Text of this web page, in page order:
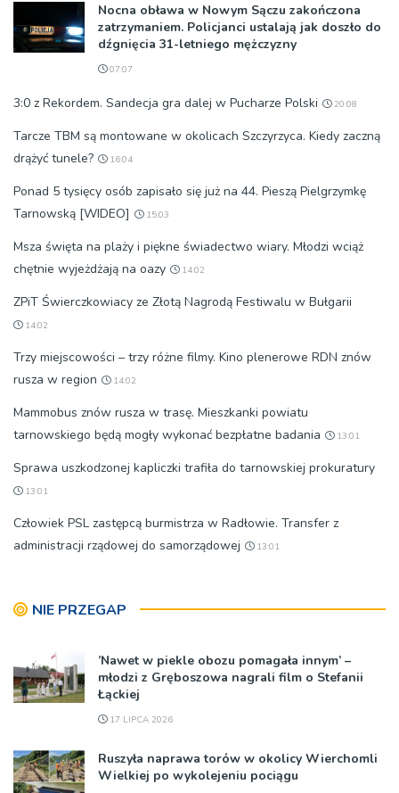
Nocna obława w Nowym Sączu zakończona
zatrzymaniem. Policjanci ustalają jak doszło do
dźgnięcia 31-letniego mężczyzny
07:07
3:0 z Rekordem. Sandecja gra dalej w Pucharze Polski 20:08
Tarcze TBM są montowane w okolicach Szczyrzyca. Kiedy zaczną
drążyć tunele?
16:04
Ponad 5 tysięcy osób zapisało się już na 44. Pieszą Pielgrzymkę
Tarnowską [WIDEO]
15:03
Msza święta na plaży i piękne świadectwo wiary. Młodzi wciąż
chętnie wyjeżdżają na oazy
14:02
ZPiT Świerczkowiacy ze Złotą Nagrodą Festiwalu w Bułgarii
14:02
Trzy miejscowości – trzy różne filmy. Kino plenerowe RDN znów
rusza w region
14:02
Mammobus znów rusza w trasę. Mieszkanki powiatu
tarnowskiego będą mogły wykonać bezpłatne badania
13:01
Sprawa uszkodzonej kapliczki trafiła do tarnowskiej prokuratury
13:01
Człowiek PSL zastępcą burmistrza w Radłowie. Transfer z
administracji rządowej do samorządowej
13:01
NIE PRZEGAP
’Nawet w piekle obozu pomagała innym’ –
młodzi z Gręboszowa nagrali film o Stefanii
Łąckiej
17 LIPCA 2026
Ruszyła naprawa torów w okolicy Wierchomli
Wielkiej po wykolejeniu pociągu